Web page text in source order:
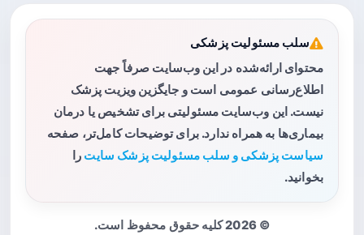
سلب مسئولیت پزشکی
محتوای ارائه‌شده در این وب‌سایت صرفاً جهت
اطلاع‌رسانی عمومی است و جایگزین ویزیت پزشک
نیست. این وب‌سایت مسئولیتی برای تشخیص یا درمان
بیماری‌ها به همراه ندارد. برای توضیحات کامل‌تر، صفحه
سیاست پزشکی و سلب مسئولیت پزشک سایت را
بخوانید.
© 2026 کلیه حقوق محفوظ است.